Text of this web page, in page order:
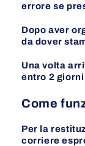
errore se
Dopo aver
da dover
Una volta
entro 2
Come
Per la
corriere